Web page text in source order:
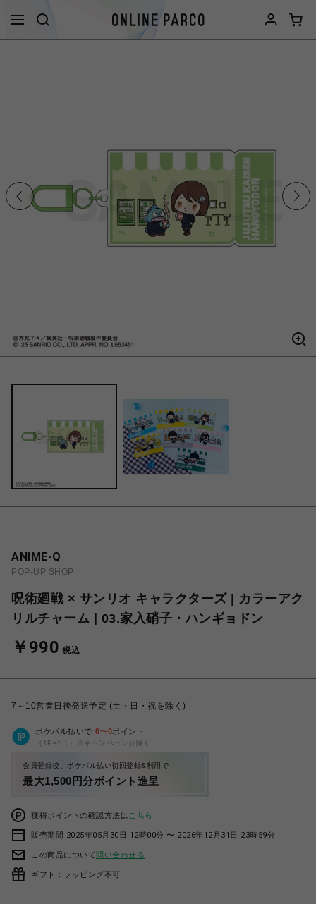
ANIME-Q
POP-UP SHOP
呪術廻戦 × サンリオ キャラクターズ | カラーアク
リルチャーム | 03.家入硝子・ハンギョドン
￥990 税込
7～10営業日後発送予定 (土・日・祝を除く)
ポケパル払いで 0〜0ポイント
（1P=1円）※キャンペーン分除く
会員登録後、ポケパル払い初回登録&利用で
最大1,500円分ポイント進呈
獲得ポイントの確認方法は こちら
販売期間 2025年05月30日 12時00分 〜 2026年12月31日 23時59分
この商品について問い合わせる
ギフト：ラッピング不可